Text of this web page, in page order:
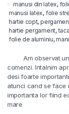
manusi din latex,
manusi latex, folie
hartie copt,
hartie pergament,
folie de aluminiu,
Am observat un
comenzi. Intalnim
desi foarte
atunci cand se face
importanta lor fiind
mare